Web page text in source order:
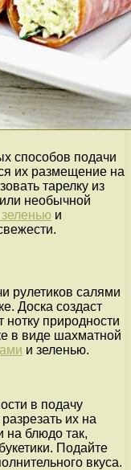
способов подачи
их размещение на
тарелку из
необычной
и
рулетиков салями
Доска создаст
нотку природности
в виде шахматной
и зеленью.
в подачу
их на
на блюдо так,
Подайте
вкуса.